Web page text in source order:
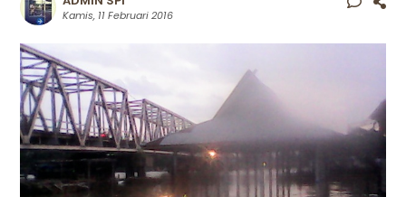
Kamis, 11 Februari 2016